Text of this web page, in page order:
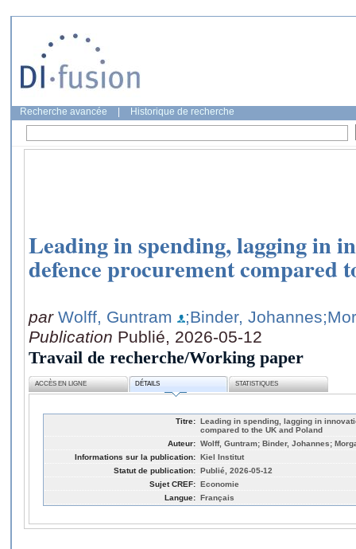
Recherche avancée Historique de recherche
Leading in spending, lagging in
defence procurement compared
par Wolff, Guntram ;Binder, Johannes
Publication Publié, 2026-05-12
Travail de recherche/Working paper
ACCÈS EN LIGNE DÉTAILS STATISTIQUES
Titre: Leading in spending, lagging in
compared to the UK and Poland
Auteur: Wolff, Guntram; Binder, Johannes;
Informations sur la publication: Kiel Institut
Statut de publication: Publié, 2026-05-12
Sujet CREF: Economie
Langue: Français